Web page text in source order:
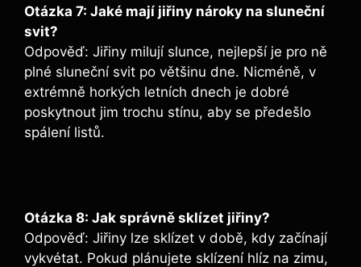
Otázka 7: Jaké mají jiřiny nároky na sluneční
svit?
Odpověď: Jiřiny milují slunce, nejlepší je pro ně
plné sluneční svit po většinu dne. Nicméně, v
extrémně horkých letních dnech je dobré
poskytnout jim trochu stínu, aby se předešlo
spálení listů.
Otázka 8: Jak správně sklízet jiřiny?
Odpověď: Jiřiny lze sklízet v době, kdy začínají
vykvétat. Pokud plánujete sklízení hlíz na zimu,